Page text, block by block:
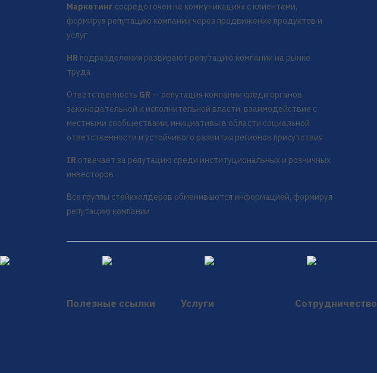
Маркетинг сосредоточен на коммуникациях с клиентами,
формируя репутацию компании через продвижение продуктов и
услуг
HR подразделения развивают репутацию компании на рынке
труда
Ответственность GR — репутация компании среди органов
законодательной и исполнительной власти, взаимодействие с
местными сообществами, инициативы в области социальной
ответственности и устойчивого развития регионов присутствия
IR отвечает за репутацию среди институциональных и розничных
инвесторов
Все группы стейкхолдеров обмениваются информацией, формируя
репутацию компании
Полезные ссылки Услуги Сотрудничество